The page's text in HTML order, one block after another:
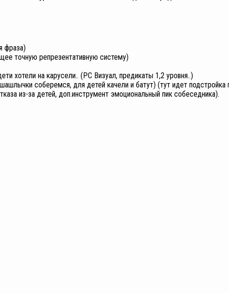
фраза)
точную репрезентативную систему)
хотели на карусели.. (РС Визуал, предикаты 1,2 уровня..)
соберемся, для детей качели и батут) (тут идет подстройка
из-за детей, доп.инструмент эмоциональный пик собеседника).